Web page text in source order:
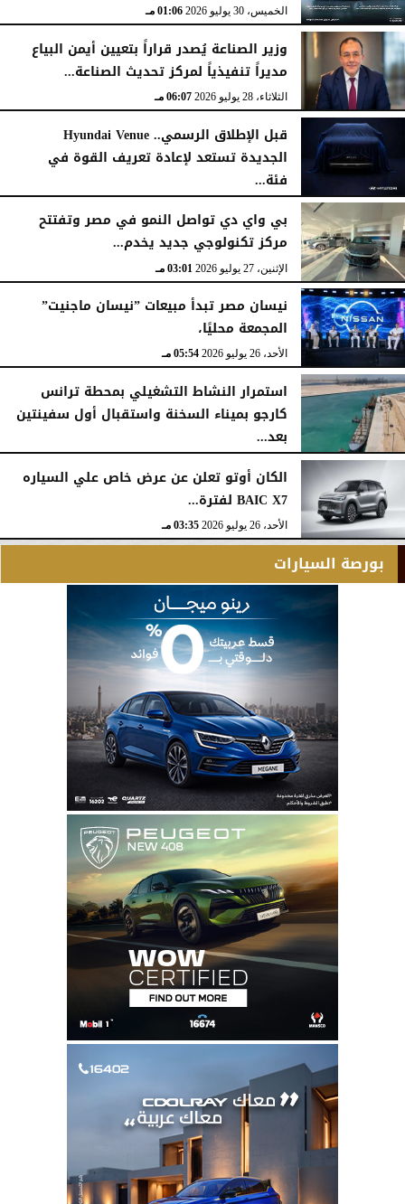
الخميس، 30 يوليو 2026 01:06 مـ
وزير الصناعة يُصدر قراراً بتعيين أيمن البياع
مديراً تنفيذياً لمركز تحديث الصناعة...
الثلاثاء، 28 يوليو 2026 06:07 مـ
قبل الإطلاق الرسمي.. Hyundai Venue
الجديدة تستعد لإعادة تعريف القوة في
فئة...
الثلاثاء، 28 يوليو 2026 12:28 مـ
بي واي دي تواصل النمو في مصر وتفتتح
مركز تكنولوجي جديد يخدم...
الإثنين، 27 يوليو 2026 03:01 مـ
نيسان مصر تبدأ مبيعات ”نيسان ماجنيت”
المجمعة محليًا،
الأحد، 26 يوليو 2026 05:54 مـ
استمرار النشاط التشغيلي بمحطة ترانس
كارجو بميناء السخنة واستقبال أول سفينتين
بعد...
الأحد، 26 يوليو 2026 05:52 مـ
الكان أوتو تعلن عن عرض خاص علي السياره
BAIC X7 لفترة...
الأحد، 26 يوليو 2026 03:35 مـ
بورصة السيارات